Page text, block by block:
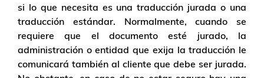
si lo que necesita es una traducción jurada o una
traducción estándar. Normalmente, cuando se
requiere que el documento esté jurado, la
administración o entidad que exija la traducción le
comunicará también al cliente que debe ser jurada.